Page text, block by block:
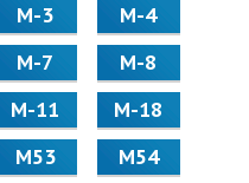
М-3
М-4
М-7
М-8
М-11
М-18
М53
М54